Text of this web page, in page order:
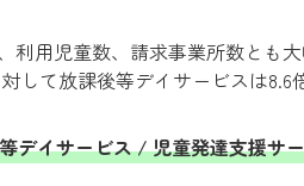
利用児童数、請求事業所数とも
して放課後等デイサービスは8.6
デイサービス / 児童発達支援サ